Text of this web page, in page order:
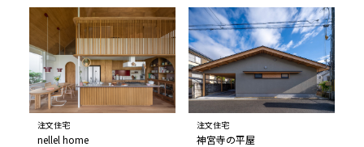
注文住宅
nellel home
注文住宅
神宮寺の平屋